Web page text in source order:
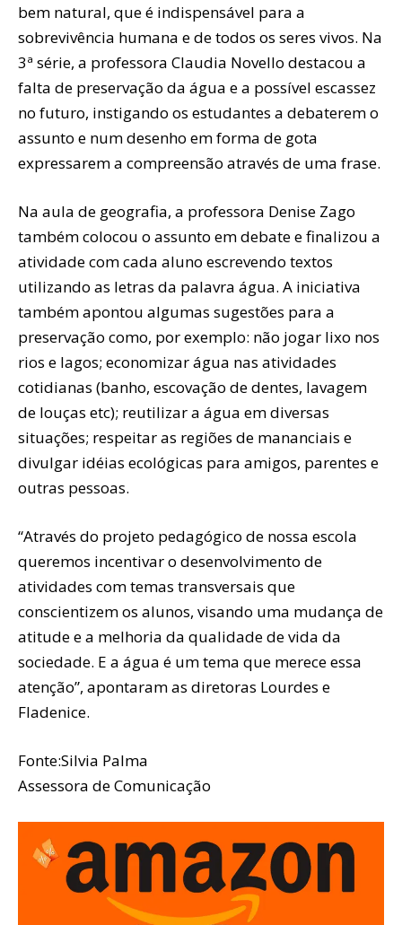
bem natural, que é indispensável para a
sobrevivência humana e de todos os seres vivos. Na
3ª série, a professora Claudia Novello destacou a
falta de preservação da água e a possível escassez
no futuro, instigando os estudantes a debaterem o
assunto e num desenho em forma de gota
expressarem a compreensão através de uma frase.
Na aula de geografia, a professora Denise Zago
também colocou o assunto em debate e finalizou a
atividade com cada aluno escrevendo textos
utilizando as letras da palavra água. A iniciativa
também apontou algumas sugestões para a
preservação como, por exemplo: não jogar lixo nos
rios e lagos; economizar água nas atividades
cotidianas (banho, escovação de dentes, lavagem
de louças etc); reutilizar a água em diversas
situações; respeitar as regiões de mananciais e
divulgar idéias ecológicas para amigos, parentes e
outras pessoas.
“Através do projeto pedagógico de nossa escola
queremos incentivar o desenvolvimento de
atividades com temas transversais que
conscientizem os alunos, visando uma mudança de
atitude e a melhoria da qualidade de vida da
sociedade. E a água é um tema que merece essa
atenção”, apontaram as diretoras Lourdes e
Fladenice.
Fonte:Silvia Palma
Assessora de Comunicação